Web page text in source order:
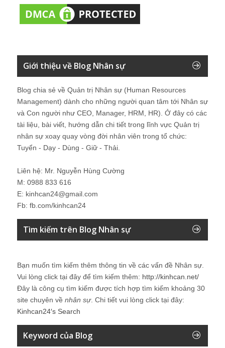
Giới thiệu về Blog Nhân sự
Blog chia sẻ về Quản trị Nhân sự (Human Resources
Management) dành cho những người quan tâm tới Nhân sự
và Con người như CEO, Manager, HRM, HR). Ở đây có các
tài liệu, bài viết, hướng dẫn chi tiết trong lĩnh vực Quản trị
nhân sự xoay quay vòng đời nhân viên trong tổ chức:
Tuyển - Dạy - Dùng - Giữ - Thải.
Liên hệ: Mr. Nguyễn Hùng Cường
M: 0988 833 616
E: kinhcan24@gmail.com
Fb: fb.com/kinhcan24
Tìm kiếm trên Blog Nhân sự
Bạn muốn tìm kiếm thêm thông tin về các vấn đề Nhân sự
Vui lòng click tại đây để tìm kiếm thêm: http://kinhcan.net/
Đây là công cụ tìm kiếm được tích hợp tìm kiếm khoảng 30
site chuyên về nhân sự. Chi tiết vui lòng click tại đây:
Kinhcan24′s Search
Keyword của Blog